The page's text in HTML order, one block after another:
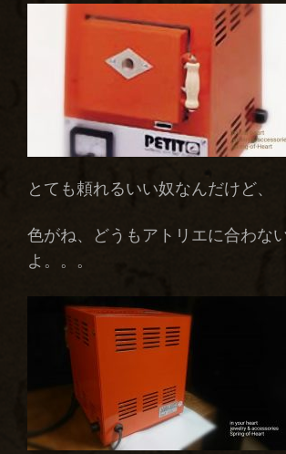
とても頼れるいい奴なんだけど、
色がね、どうもアトリエに合わな
よ。。。